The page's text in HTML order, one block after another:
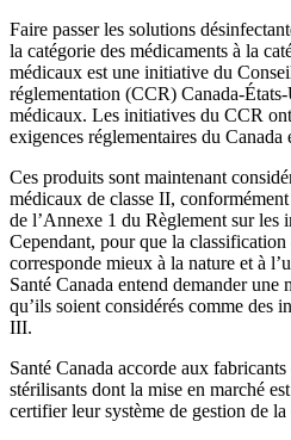
Faire passer les solutions
la catégorie des médicaments à la
médicaux est une initiative du
réglementation (CCR) Canada-
médicaux. Les initiatives du CCR
exigences réglementaires du Canada
Ces produits sont maintenant
médicaux de classe II,
de l’Annexe 1 du Règlement sur les
Cependant, pour que la
corresponde mieux à la nature et à
Santé Canada entend demander
qu’ils soient considérés comme des
III.
Santé Canada accorde aux
stérilisants dont la mise en marché
certifier leur système de gestion de la